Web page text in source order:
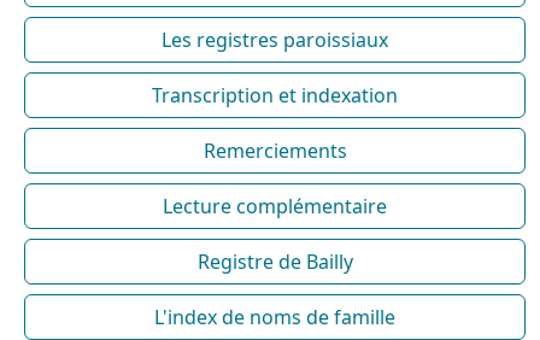
Les registres paroissiaux
Transcription et indexation
Remerciements
Lecture complémentaire
Registre de Bailly
L'index de noms de famille